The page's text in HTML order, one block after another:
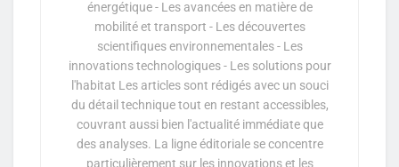
énergétique - Les avancées en matière de
mobilité et transport - Les découvertes
scientifiques environnementales - Les
innovations technologiques - Les solutions pour
l'habitat Les articles sont rédigés avec un souci
du détail technique tout en restant accessibles,
couvrant aussi bien l'actualité immédiate que
des analyses. La ligne éditoriale se concentre
particulièrement sur les innovations et les